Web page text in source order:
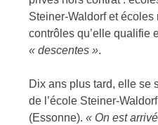
Steiner-Waldorf et
contrôles qu’elle qualifie
« descentes ».
Dix ans plus tard, elle se
de l’école Steiner-
(Essonne).« On est